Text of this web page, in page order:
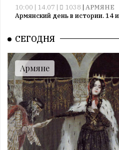
10:00 | 14.07 |
1038 | АРМЯНЕ
Армянский день в истории. 14
Все праздники. 14 июль
08:00 | 14.07 |
1057|
Воскресенье. 14 июль
09:00 | 13.07 | 1008|
Все праздники. 13 июль
08:00 | 13.07 | 1005|
Суббота. 13 июль
12:00 | 12.07 |
1034|СОБЫТИЯ
Этот день в истории. 12 июль
СЕГОДНЯ
Армяне